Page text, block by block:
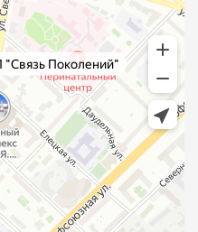
29
30
31
32
33
29
30
31
32
33